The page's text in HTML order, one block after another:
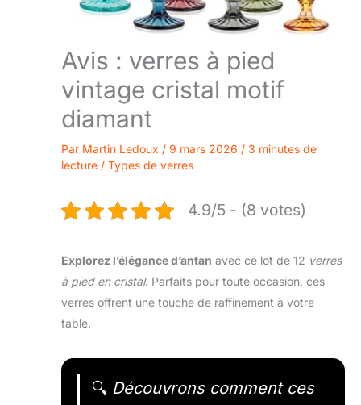
Avis : verres à pied
vintage cristal motif
diamant
Par Martin Ledoux / 9 mars 2026 / 3 minutes de
lecture / Types de verres
4.9/5 - (8 votes)
Explorez l’élégance d’antan avec ce lot de 12 verres
à pied en cristal. Parfaits pour toute occasion, ces
verres offrent une touche de raffinement à votre
table.
🔍 Découvrons comment ces